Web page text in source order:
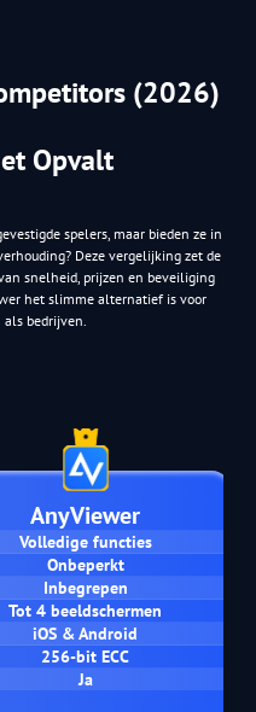
(2026)
Opvalt
spelers, maar bieden ze in
Deze vergelijking zet de
snelheid, prijzen en beveiliging
het slimme alternatief is voor
bedrijven.
AnyViewer
Volledige functies
Onbeperkt
Inbegrepen
Tot 4 beeldschermen
iOS & Android
256-bit ECC
Ja